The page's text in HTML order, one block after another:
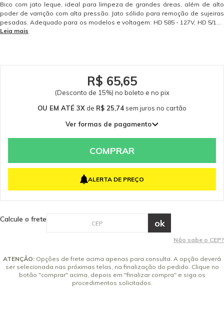
Bico com jato leque, ideal para limpeza de grandes áreas, além de alto
poder de varrição com alta pressão. Jato sólido para remoção de sujeiras
pesadas. Adequado para os modelos e voltagem: HD 585 - 127V, HD 5/11 -
220V, HD 5/12, HD 600 - 127V, HD 658 - 220V, HDS 558 C, HDS 5/13 UX, HDS-E
Caso tenha dúvidas consulte-nos: (19) 99768-0711. Itens Inclusos 01 Bico de
Alta Pressão Jato Leque 25034 Garantia - Garantia: 3 meses.
Leia mais
R$ 65,65
(Desconto de 15%) no boleto e no pix
OU EM ATÉ 3X de R$ 25,74 sem juros no cartão
Ver formas de pagamento
2x de R$ 38,62 sem juros
COMPRAR
ALERTA DE PREÇO
Calcule o frete
Não sabe o CEP?
ATENÇÃO: Opções de frete acima apenas para consulta. A opção deverá
ser selecionada nas próximas telas, na finalização do pedido. Clique no
botão "comprar" acima, depois em "finalizar compra" e siga os
procedimentos solicitados.